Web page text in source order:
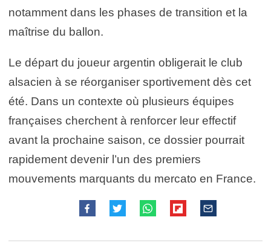
notamment dans les phases de transition et la
maîtrise du ballon.
Le départ du joueur argentin obligerait le club
alsacien à se réorganiser sportivement dès cet
été. Dans un contexte où plusieurs équipes
françaises cherchent à renforcer leur effectif
avant la prochaine saison, ce dossier pourrait
rapidement devenir l’un des premiers
mouvements marquants du mercato en France.